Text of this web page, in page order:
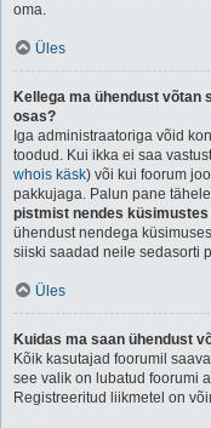
oma.
Üles
Kellega ma ühendust
osas?
Iga administraatoriga võid
toodud. Kui ikka ei saa
whois käsk) või kui foorum
pakkujaga. Palun pane
pistmist nendes küsimustes
ühendust nendega
siiski saadad neile sedasorti
Üles
Kuidas ma saan ühendust
Kõik kasutajad foorumil
see valik on lubatud foorumi
Registreeritud liikmetel on